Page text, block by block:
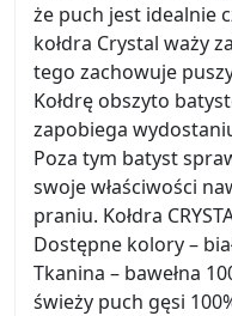
że puch jest idealnie
kołdra Crystal waży
tego zachowuje
Kołdrę obszyto
zapobiega
Poza tym batyst
swoje właściwości
praniu. Kołdra
Dostępne kolory –
Tkanina – bawełna
świeży puch gęsi